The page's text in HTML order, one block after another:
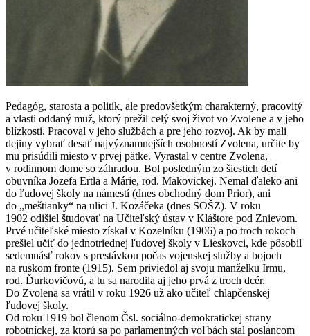
Pedagóg, starosta a politik, ale predovšetkým charakterný, pracovitý
a vlasti oddaný muž, ktorý prežil celý svoj život vo Zvolene a v jeho
blízkosti. Pracoval v jeho službách a pre jeho rozvoj. Ak by mali
dejiny vybrať desať najvýznamnejších osobností Zvolena, určite by
mu prisúdili miesto v prvej pätke. Vyrastal v centre Zvolena,
v rodinnom dome so záhradou. Bol posledným zo šiestich detí
obuvníka Jozefa Ertla a Márie, rod. Makovickej. Nemal ďaleko ani
do ľudovej školy na námestí (dnes obchodný dom Prior), ani
do „meštianky“ na ulici J. Kozáčeka (dnes SOŠZ). V roku
1902 odišiel študovať na Učiteľský ústav v Kláštore pod Znievom.
Prvé učiteľské miesto získal v Kozelníku (1906) a po troch rokoch
prešiel učiť do jednotriednej ľudovej školy v Lieskovci, kde pôsobil
sedemnásť rokov s prestávkou počas vojenskej služby a bojoch
na ruskom fronte (1915). Sem priviedol aj svoju manželku Irmu,
rod. Ďurkovičovú, a tu sa narodila aj jeho prvá z troch dcér.
Do Zvolena sa vrátil v roku 1926 už ako učiteľ chlapčenskej
ľudovej školy.
Od roku 1919 bol členom Čsl. sociálno-demokratickej strany
robotníckej, za ktorú sa po parlamentných voľbách stal poslancom